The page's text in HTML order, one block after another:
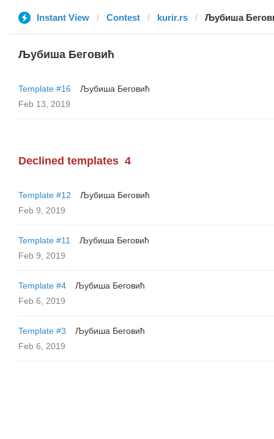
Instant View Contest kurir.rs Љубиша
Љубиша Беговић
Template #16
Љубиша Беговић
Feb 13, 2019
Declined templates 4
Template #12
Љубиша Беговић
Feb 9, 2019
Template #11
Љубиша Беговић
Feb 9, 2019
Template #4
Љубиша Беговић
Feb 6, 2019
Template #3
Љубиша Беговић
Feb 6, 2019